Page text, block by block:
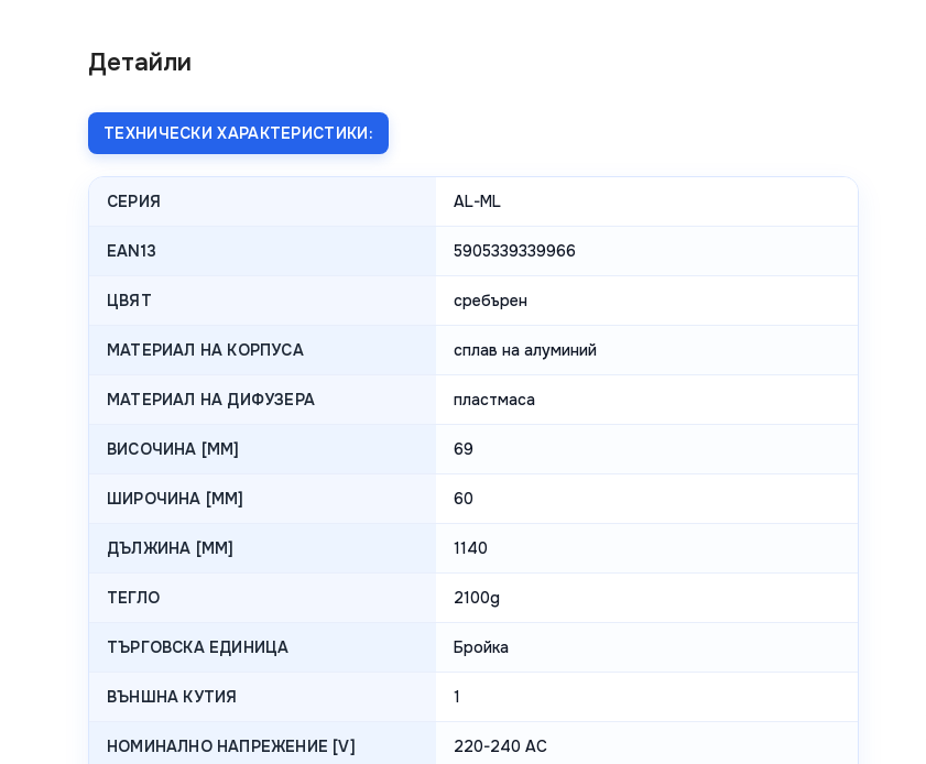
Детайли
ТЕХНИЧЕСКИ ХАРАКТЕРИСТИКИ:
СЕРИЯ AL-ML
EAN13 5905339339966
ЦВЯТ сребърен
МАТЕРИАЛ НА КОРПУСА сплав на алуминий
МАТЕРИАЛ НА ДИФУЗЕРА пластмаса
ВИСОЧИНА [MM] 69
ШИРОЧИНА [MM] 60
ДЪЛЖИНА [MM] 1140
ТЕГЛО 2100g
ТЪРГОВСКА ЕДИНИЦА Бройка
ВЪНШНА КУТИЯ 1
НОМИНАЛНО НАПРЕЖЕНИЕ [V] 220-240 AC